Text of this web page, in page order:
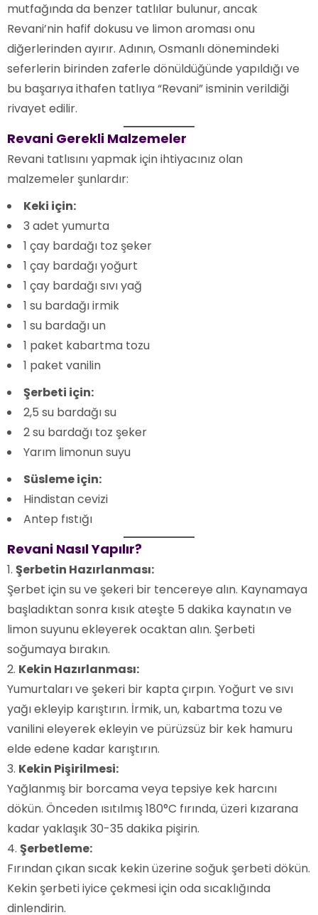
mutfağında da benzer tatlılar bulunur, ancak
Revani’nin hafif dokusu ve limon aroması onu
diğerlerinden ayırır. Adının, Osmanlı dönemindeki
seferlerin birinden zaferle dönüldüğünde yapıldığı ve
bu başarıya ithafen tatlıya “Revani” isminin verildiği
rivayet edilir.
Revani Gerekli Malzemeler
Revani tatlısını yapmak için ihtiyacınız olan
malzemeler şunlardır:
Keki için:
3 adet yumurta
1 çay bardağı toz şeker
1 çay bardağı yoğurt
1 çay bardağı sıvı yağ
1 su bardağı irmik
1 su bardağı un
1 paket kabartma tozu
1 paket vanilin
Şerbeti için:
2,5 su bardağı su
2 su bardağı toz şeker
Yarım limonun suyu
Süsleme için:
Hindistan cevizi
Antep fıstığı
Revani Nasıl Yapılır?
Şerbetin Hazırlanması:
Şerbet için su ve şekeri bir tencereye alın. Kaynamaya
başladıktan sonra kısık ateşte 5 dakika kaynatın ve
limon suyunu ekleyerek ocaktan alın. Şerbeti
soğumaya bırakın.
Kekin Hazırlanması:
Yumurtaları ve şekeri bir kapta çırpın. Yoğurt ve sıvı
yağı ekleyip karıştırın. İrmik, un, kabartma tozu ve
vanilini eleyerek ekleyin ve pürüzsüz bir kek hamuru
elde edene kadar karıştırın.
Kekin Pişirilmesi:
Yağlanmış bir borcama veya tepsiye kek harcını
dökün. Önceden ısıtılmış 180°C fırında, üzeri kızarana
kadar yaklaşık 30-35 dakika pişirin.
Şerbetleme:
Fırından çıkan sıcak kekin üzerine soğuk şerbeti dökün.
Kekin şerbeti iyice çekmesi için oda sıcaklığında
dinlendirin.